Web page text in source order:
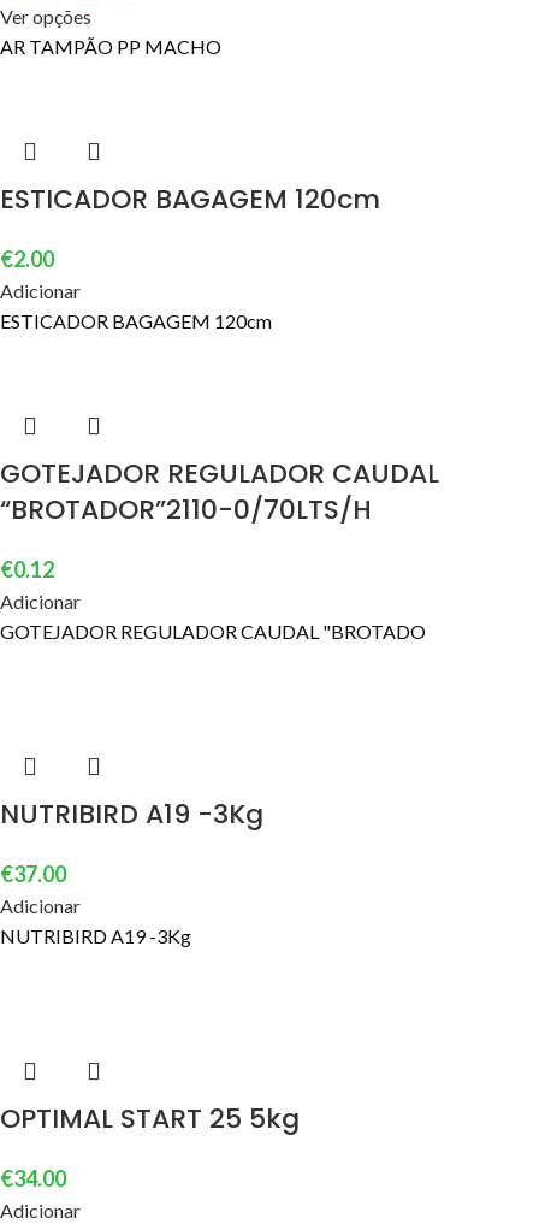
Ver opções
AR TAMPÃO PP MACHO
ESTICADOR BAGAGEM 120cm
€2.00
Adicionar
ESTICADOR BAGAGEM 120cm
GOTEJADOR REGULADOR CAUDAL
“BROTADOR”2110-0/70LTS/H
€0.12
Adicionar
GOTEJADOR REGULADOR CAUDAL "BROTADO
NUTRIBIRD A19 -3Kg
€37.00
Adicionar
NUTRIBIRD A19 -3Kg
OPTIMAL START 25 5kg
€34.00
Adicionar